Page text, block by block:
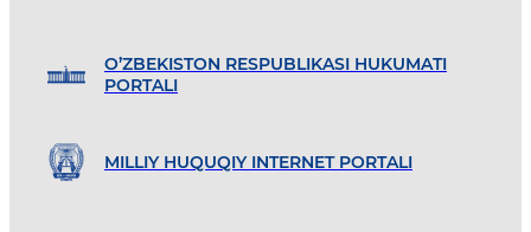
O’ZBEKISTON RESPUBLIKASI HUKUMATI
PORTALI
MILLIY HUQUQIY INTERNET PORTALI